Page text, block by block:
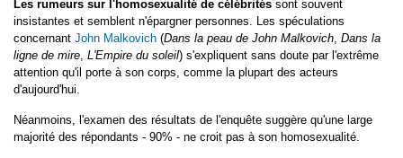
Les rumeurs sur l'homosexualité de célébrités sont souvent
insistantes et semblent n'épargner personnes. Les spéculations
concernant John Malkovich (Dans la peau de John Malkovich, Dans la
ligne de mire, L'Empire du soleil) s'expliquent sans doute par l'extrême
attention qu'il porte à son corps, comme la plupart des acteurs
d'aujourd'hui.
Néanmoins, l'examen des résultats de l'enquête suggère qu'une large
majorité des répondants - 90% - ne croit pas à son homosexualité.